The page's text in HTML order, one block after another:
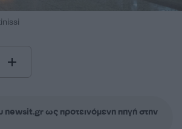
newsit.gr ως προτεινόμενη πηγή στην